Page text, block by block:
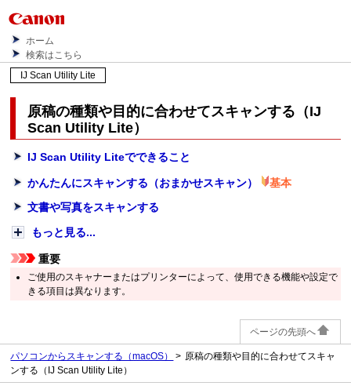
ホーム
検索はこちら
IJ Scan Utility Lite
原稿の種類や目的に合わせてスキャンする（IJ
Scan Utility Lite）
IJ Scan Utility Liteでできること
かんたんにスキャンする（おまかせスキャン）
基本
文書や写真をスキャンする
もっと見る...
重要
ご使用のスキャナー またはプリンターによって、使用できる機能や設定で
きる項目は異なります。
ページの先頭へ
パソコンからスキャンする（macOS）
原稿の種類や目的に合わせてスキャ
ンする（IJ Scan Utility Lite）